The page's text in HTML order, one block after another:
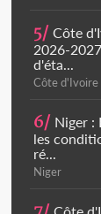
5/ Côte
2026-
d'éta...
Côte d'Ivoire
6/ Niger :
les
ré...
Niger